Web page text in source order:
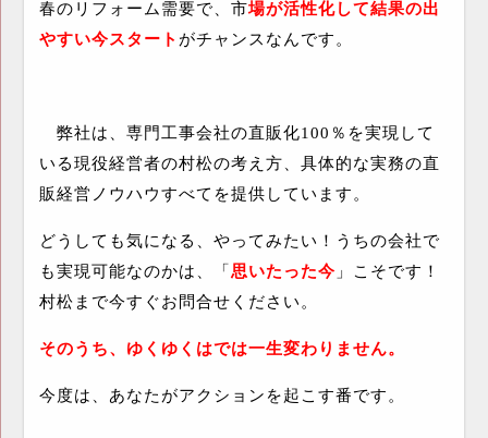
春のリフォーム需要で、市場が活性化して結果の出
やすい今スタート がチャンスなんです。
弊社は、専門工事会社の直販化100 ％を実現して
いる現役経営者の村松の考え方、具体的な実務の直
販経営ノウハウすべてを提供しています。
どうしても気になる、やってみたい！うちの会社で
も実現可能なのかは、「 思いたった今 」こそです！
村松まで今すぐお問合せください。
そのうち、ゆくゆくはでは一生変わりません。
今度は、あなたがアクションを起こす番です。